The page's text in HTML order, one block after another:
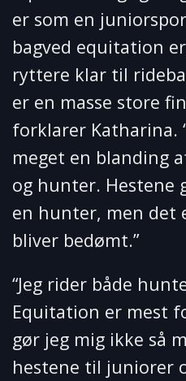
er som en
bagved equitation
ryttere klar til
er en masse store
forklarer Katharina.
meget en blanding
og hunter. Hestene
en hunter, men det
bliver bedømt.”
“Jeg rider både
Equitation er mest
gør jeg mig ikke så
hestene til juniorer